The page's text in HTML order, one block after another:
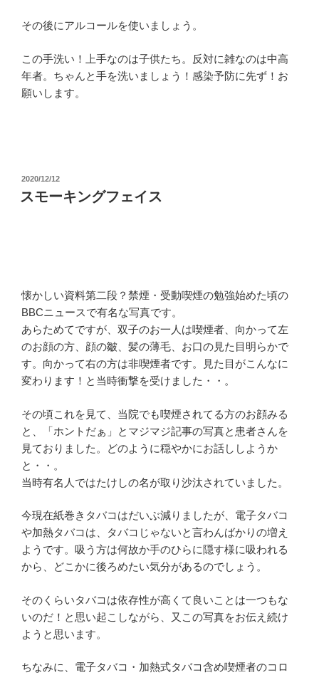
その後にアルコールを使いましょう。
この手洗い！上手なのは子供たち。反対に雑なのは中高
年者。ちゃんと手を洗いましょう！感染予防に先ず！お
願いします。
投
稿
日:
2020/12/12
スモーキングフェイス
懐かしい資料第二段？禁煙・受動喫煙の勉強始めた頃の
BBCニュースで有名な写真です。
あらためてですが、双子のお一人は喫煙者、向かって左
のお顔の方、顔の皺、髪の薄毛、お口の見た目明らかで
す。向かって右の方は非喫煙者です。見た目がこんなに
変わります！と当時衝撃を受けました・・。
その頃これを見て、当院でも喫煙されてる方のお顔みる
と、「ホントだぁ」とマジマジ記事の写真と患者さんを
見ておりました。どのように穏やかにお話ししようか
と・・。
当時有名人ではたけしの名が取り沙汰されていました。
今現在紙巻きタバコはだいぶ減りましたが、電子タバコ
や加熱タバコは、タバコじゃないと言わんばかりの増え
ようです。吸う方は何故か手のひらに隠す様に吸われる
から、どこかに後ろめたい気分があるのでしょう。
そのくらいタバコは依存性が高くて良いことは一つもな
いのだ！と思い起こしながら、又この写真をお伝え続け
ようと思います。
ちなみに、電子タバコ・加熱式タバコ含め喫煙者のコロ